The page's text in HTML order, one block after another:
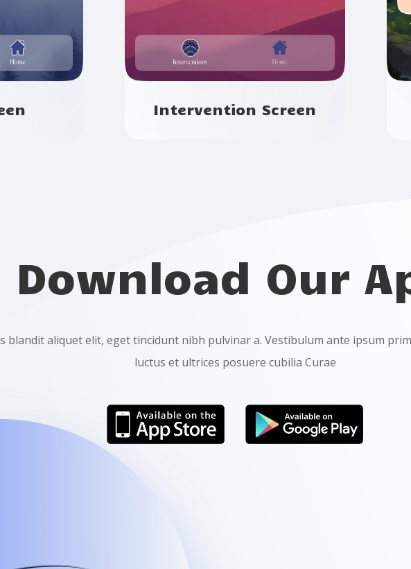
Intervention Screen
Download Our
blandit aliquet elit, eget tincidunt nibh pulvinar a. Vestibulum ante ipsum
luctus et ultrices posuere cubilia Curae